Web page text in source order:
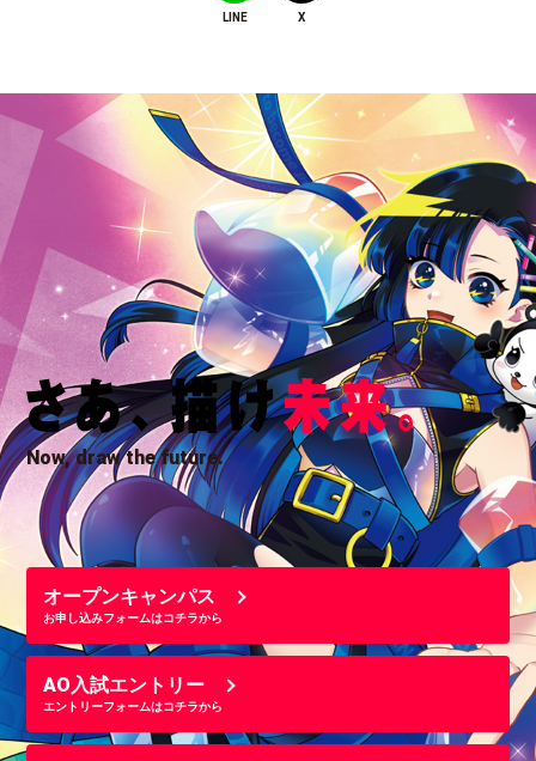
LINE X
Now, draw the future.
オープンキャンパス
お申し込みフォームはコチラから
AO入試エントリー
エントリーフォームはコチラから